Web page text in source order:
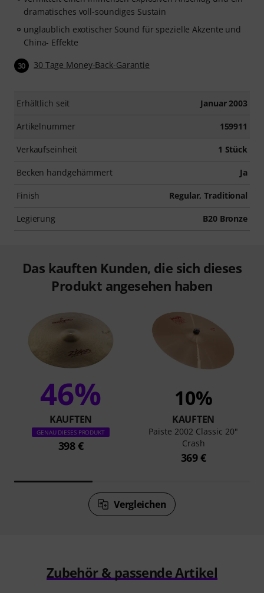
dramatisches voll-soundiges Sustain
unglaublich exotischer Sound für spezielle Akzente und
China- Effekte
30 30 Tage Money-Back-Garantie
Erhältlich seit Januar 2003
Artikelnummer 159911
Verkaufseinheit 1 Stück
Becken handgehämmert Ja
Finish Regular, Traditional
Legierung B20 Bronze
Das kauften Kunden, die sich dieses
Produkt angesehen haben
46%
KAUFTEN
GENAU DIESES PRODUKT
398 €
10%
KAUFTEN
Paiste 2002 Classic 20"
Crash
369 €
Vergleichen
Zubehör & passende Artikel